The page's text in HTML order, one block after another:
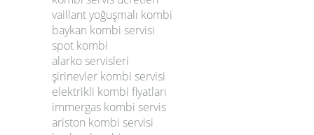
vaillant yoğuşmalı kombi
baykan kombi servisi
spot kombi
alarko servisleri
şirinevler kombi servisi
elektrikli kombi fiyatları
immergas kombi servis
ariston kombi servisi